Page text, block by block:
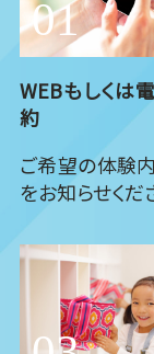
WEBもしくは
約
ご希望の体験
をお知らせくだ